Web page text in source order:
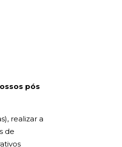
pós
realizar a
de